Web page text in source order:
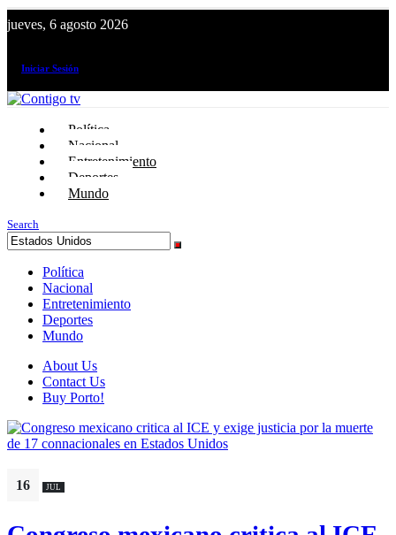
jueves, 6 agosto 2026
Iniciar Sesión
Política
Nacional
Entretenimiento
Deportes
Mundo
Search
Política
Nacional
Entretenimiento
Deportes
Mundo
About Us
Contact Us
Buy Porto!
16 JUL